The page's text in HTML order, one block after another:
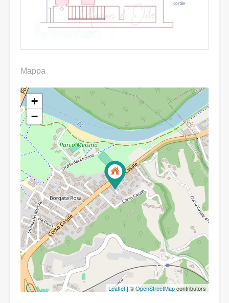
Mappa
+
−
Leaflet| ©OpenStreetMapcontributors